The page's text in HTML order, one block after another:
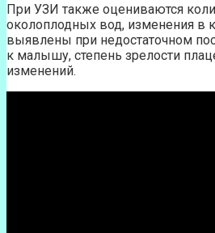
При УЗИ также оцениваются
околоплодных вод, изменения в
выявлены при недостаточном
к малышу, степень зрелости
изменений.